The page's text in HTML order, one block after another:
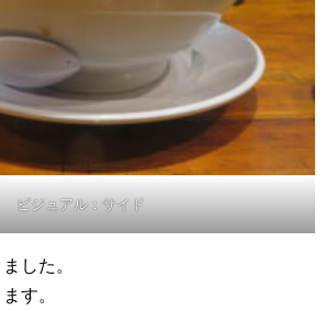
ビジュアル：サイド
した。
す。